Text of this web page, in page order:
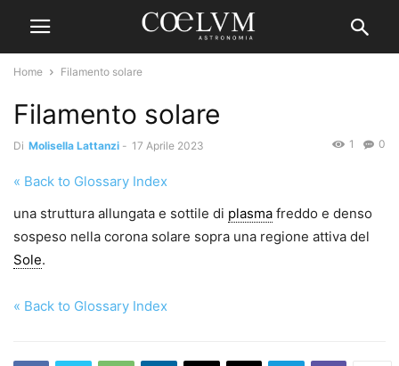
Home Filamento solare
Filamento solare
Di Molisella Lattanzi - 17 Aprile 2023 0
1
« Back to Glossary Index
una struttura allungata e sottile di plasma freddo e denso
sospeso nella corona solare sopra una regione attiva del
Sole.
« Back to Glossary Index